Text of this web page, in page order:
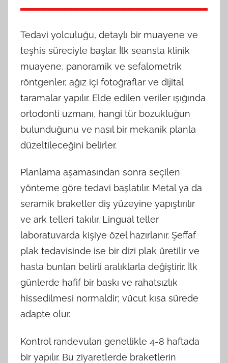
Tedavi yolculuğu, detaylı bir muayene ve
teşhis süreciyle başlar. İlk seansta klinik
muayene, panoramik ve sefalometrik
röntgenler, ağız içi fotoğraflar ve dijital
taramalar yapılır. Elde edilen veriler ışığında
ortodonti uzmanı, hangi tür bozukluğun
bulunduğunu ve nasıl bir mekanik planla
düzeltileceğini belirler.
Planlama aşamasından sonra seçilen
yönteme göre tedavi başlatılır. Metal ya da
seramik braketler diş yüzeyine yapıştırılır
ve ark telleri takılır. Lingual teller
laboratuvarda kişiye özel hazırlanır. Şeffaf
plak tedavisinde ise bir dizi plak üretilir ve
hasta bunları belirli aralıklarla değiştirir. İlk
günlerde hafif bir baskı ve rahatsızlık
hissedilmesi normaldir; vücut kısa sürede
adapte olur.
Kontrol randevuları genellikle 4-8 haftada
bir yapılır. Bu ziyaretlerde braketlerin